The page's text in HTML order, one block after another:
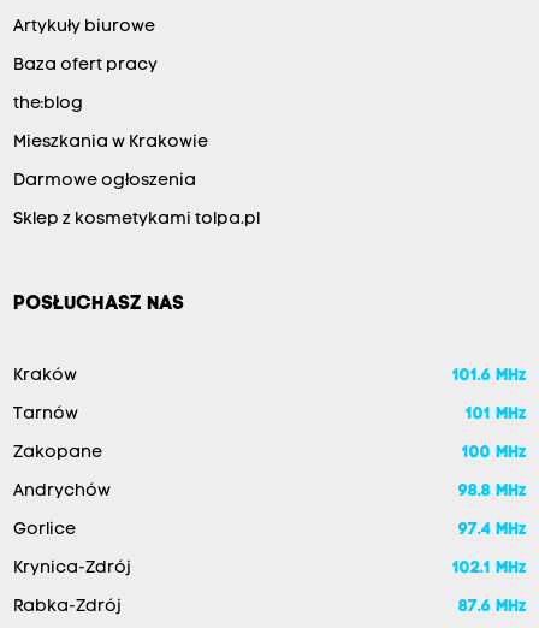
Artykuły biurowe
Baza ofert pracy
the:blog
Mieszkania w Krakowie
Darmowe ogłoszenia
Sklep z kosmetykami tolpa.pl
POSŁUCHASZ NAS
Kraków 101.6 MHz
Tarnów 101 MHz
Zakopane 100 MHz
Andrychów 98.8 MHz
Gorlice 97.4 MHz
Krynica-Zdrój 102.1 MHz
Rabka-Zdrój 87.6 MHz